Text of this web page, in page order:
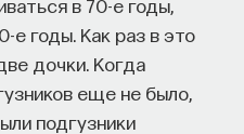
в 70-е годы,
е годы. Как раз в это
дочки. Когда
еще не было,
подгузники
австралийских
благодаря тому, что
проникнуть